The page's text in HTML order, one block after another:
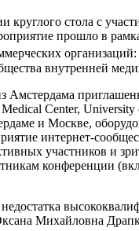
круглого стола с
прошло в
организаций:
внутренней
Center,
и Москве,
интернет-
участников и
конференции
Михайловна